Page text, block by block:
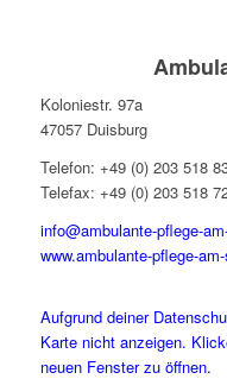
Koloniestr. 97a
47057 Duisburg
Telefon: +49 (0) 203 518
Telefax: +49 (0) 203 518
info@ambulante-pflege-
www.ambulante-pflege-
Aufgrund deiner
Karte nicht anzeigen.
neuen Fenster zu öffnen.